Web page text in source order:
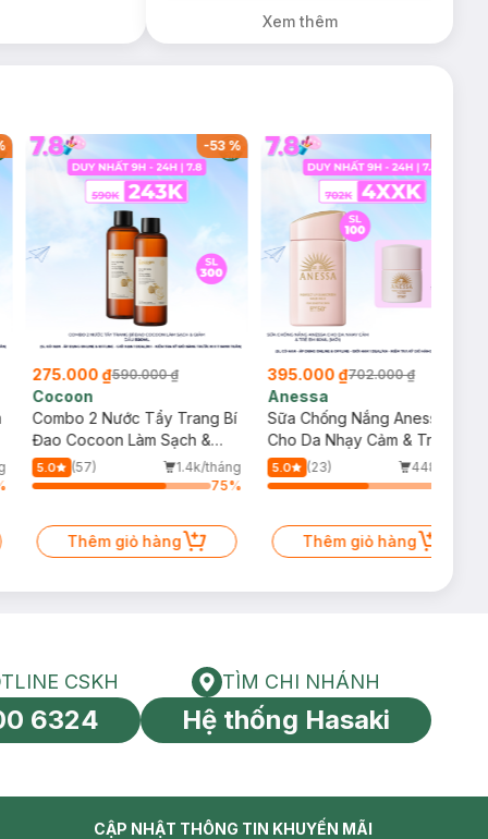
Milaganics Giảm
Mụn, Mờ Vết
Xem thêm
-53%
275.000 ₫590.000 ₫
Cocoon
Combo 2 Nước Tẩy Trang Bí
Đao Cocoon Làm Sạch &
Giảm Dầu 500ml
5.0 (57)
1.4k/tháng
75%
Thêm giỏ hàng
395.000 ₫702.000 ₫
Anessa
Sữa Chống Nắng Anessa
Cho Da Nhạy Cảm & Trẻ Em
60ml (Mới)
5.0 (23)
448/tháng
Thêm giỏ hàng
toàn cầu
HOTLINE CSKH
CSKH
6324
Tìm chi nhánh
TÌM CHI NHÁNH
Hệ thống Hasaki
CẬP NHẬT THÔNG TIN KHUYẾN MÃI